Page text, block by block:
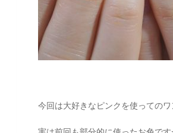
今回は大好きなピンクを使ってのワ